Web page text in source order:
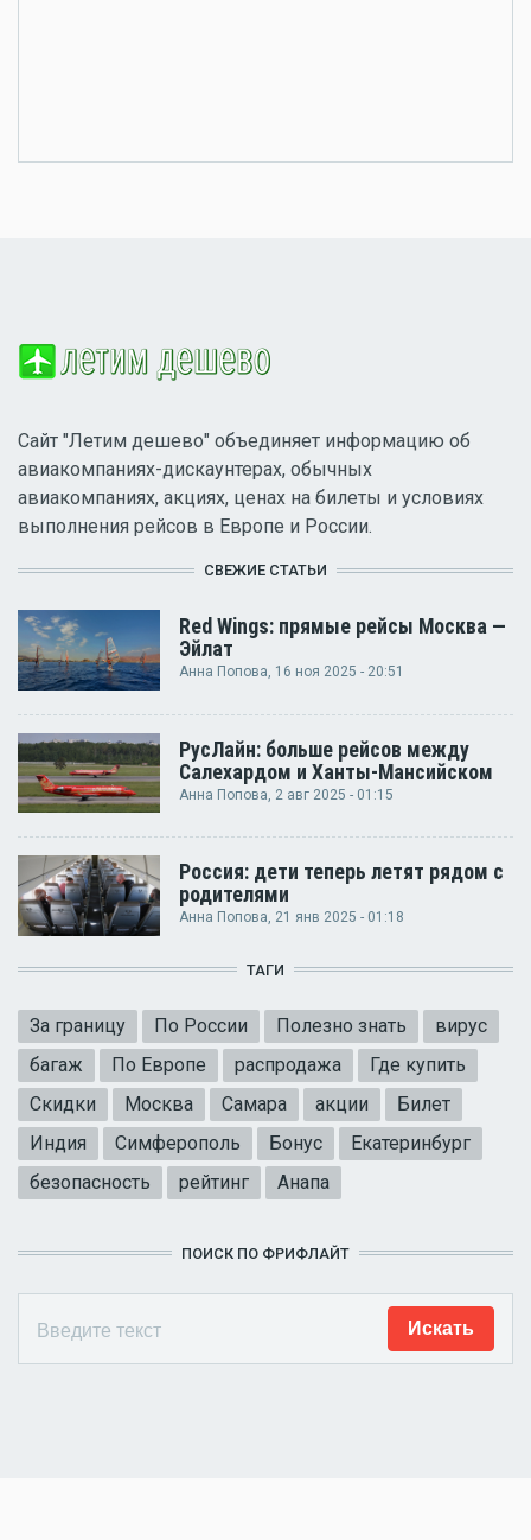
Сайт "Летим дешево" объединяет информацию об
авиакомпаниях-дискаунтерах, обычных
авиакомпаниях, акциях, ценах на билеты и условиях
выполнения рейсов в Европе и России.
СВЕЖИЕ СТАТЬИ
Red Wings: прямые рейсы Москва —
Эйлат
Анна Попова, 16 ноя 2025 - 20:51
РусЛайн: больше рейсов между
Салехардом и Ханты-Мансийском
Анна Попова , 2 авг 2025 - 01:15
Россия: дети теперь летят рядом с
родителями
Анна Попова, 21 янв 2025 - 01:18
ТАГИ
За границу По России Полезно знать
вирус
багаж
По Европе распродажа
Где купить
Скидки
Москва Самара акции
Билет
Индия
Симферополь Бонус
Екатеринбург
безопасность
рейтинг Анапа
ПОИСК ПО ФРИФЛАЙТ